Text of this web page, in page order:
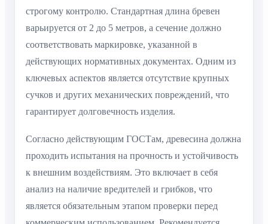
строгому контролю. Стандартная длина бревен
варьируется от 2 до 5 метров, а сечение должно
соответствовать маркировке, указанной в
действующих нормативных документах. Одним из
ключевых аспектов является отсутствие крупных
сучков и других механических повреждений, что
гарантирует долговечность изделия.
Согласно действующим ГОСТам, древесина должна
проходить испытания на прочность и устойчивость
к внешним воздействиям. Это включает в себя
анализ на наличие вредителей и грибков, что
является обязательным этапом проверки перед